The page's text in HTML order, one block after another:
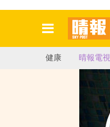
健康 晴報電視